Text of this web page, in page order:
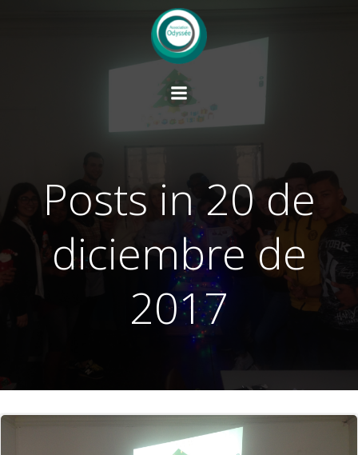
Saltar
al
contenido
Posts in 20 de
diciembre de
2017